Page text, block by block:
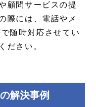
顧問サービスの提
際には、電話やメ
随時対応させてい
ださい。
解決事例